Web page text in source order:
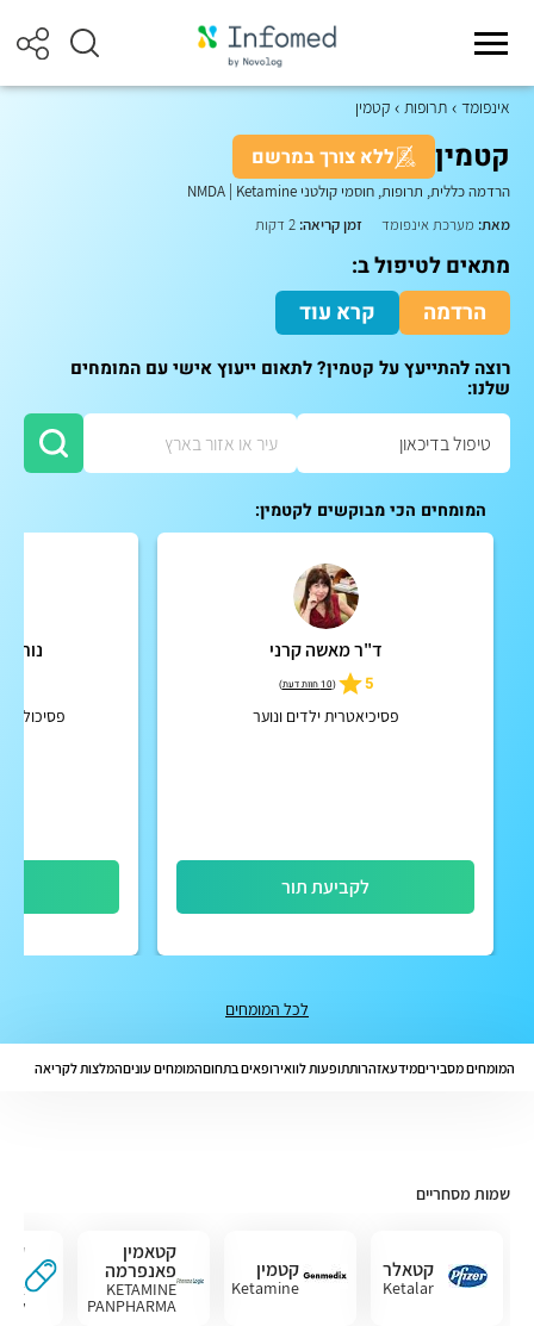
אינפומד תרופות קטמין
קטמין ללא צורך במרשם
הרדמה כללית, תרופות, חוסמי קולטני NMDA Ketamine
מאת: מערכת אינפומד זמן קריאה:
מתאים לטיפול ב:
הרדמה
קרא עוד
רוצה להתייעץ על קטמין? לתאום ייעוץ אישי עם המומחים
שלנו:
המומחים הכי מבוקשים לקטמין:
ד"ר מאשה קרני
5
(10 חוות דעת )
פסיכיאטרית ילדים ונוער
לקביעת תור
לכל המומחים
המומחים מסביריםמידעאזהרותתופעות לוואירופאים בתחוםהמומחים עוניםהמלצות לקריאה
שמות מסחריים
קטאלר
Ketalar
קטמין
Ketamine
קטאמין
פאנפרמה
KETAMINE
PANPHARMA